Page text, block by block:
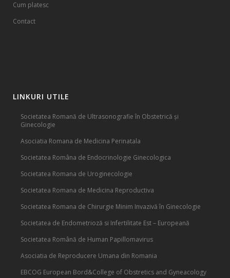
Cum platesc
Contact
LINKURI UTILE
Societatea Romană de Ultrasonografie în Obstetrică și
Ginecologie
Asociatia Romana de Medicina Perinatala
Societatea Româna de Endocrinologie Ginecologica
Societatea Romana de Uroginecologie
Societatea Romana de Medicina Reproductiva
Societatea Romana de Chirurgie Minim Invazivă în Ginecologie
Societatea de Endometrioză si Infertilitate Est – Europeană
Societatea Română de Human Papillomavirus
Asociatia de Reproducere Umana din Romania
EBCOG European Bord&College of Obstretics and Gyneacology